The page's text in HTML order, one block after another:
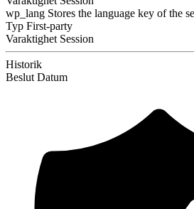
wp_lang Stores the language key of the
Typ First-party
Varaktighet Session
Historik
Beslut Datum